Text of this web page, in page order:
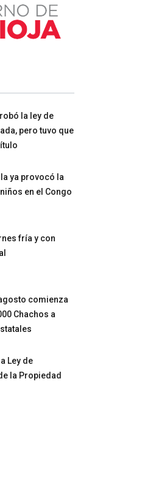
la ley de
pero tuvo que
ya provocó la
en el Congo
fría y con
comienza
Chachos a
Ley de
la Propiedad